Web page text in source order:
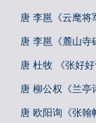
唐 李邕《云麾将
唐 李邕《麓山寺
唐 杜牧 《张好好
唐 柳公权《兰亭
唐 欧阳询《张翰